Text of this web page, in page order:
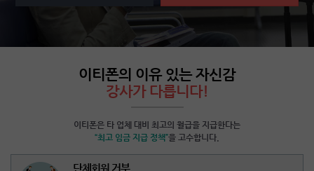
이티폰의 이유 있는 자신감
강사가 다릅니다!
이티폰은 타 업체 대비 최고의 월급을 지급한다는
“최고 임금 지급 정책”을 고수합니다.
단체회원 거부